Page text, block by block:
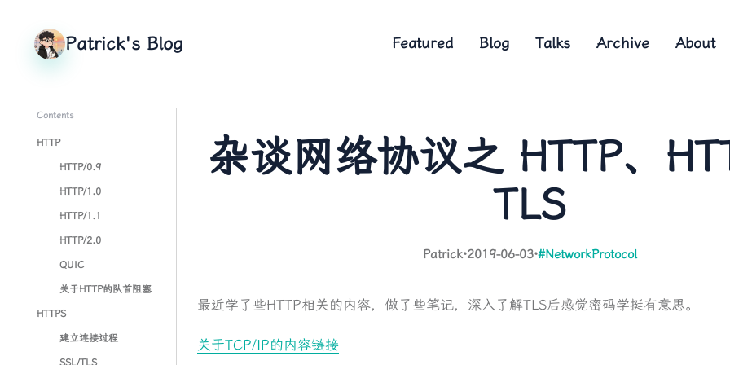
Patrick's Blog Featured Blog Talks Archive About
杂谈网络协议之 HTTP、
TLS
Patrick·2019-06-03·#NetworkProtocol
Contents
HTTP
HTTP/0.9
HTTP/1.0
HTTP/1.1
HTTP/2.0
QUIC
关于HTTP的队首阻塞
HTTPS
建立连接过程
SSL/TLS
最近学了些HTTP相关的内容，做了些笔记，深入了解TLS后感觉密码学挺有意思。
关于TCP/IP的内容链接